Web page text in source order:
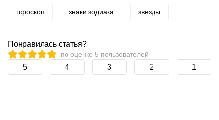
гороскоп знаки зодиака звезды
Понравилась статья?
по оценке 5 пользователей
5 4 3 2 1